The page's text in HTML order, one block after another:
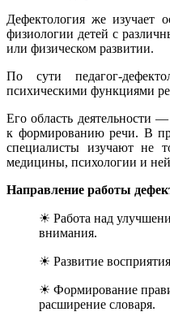
Дефектология же изучает
физиологии детей с
или физическом развитии.
По сути педагог-
психическими функциями
Его область деятельности
к формированию речи. В
специалисты изучают не
медицины, психологии и
Направление работы
☀ Работа над
внимания.
☀ Развитие
☀ Формирование
расширение словаря.